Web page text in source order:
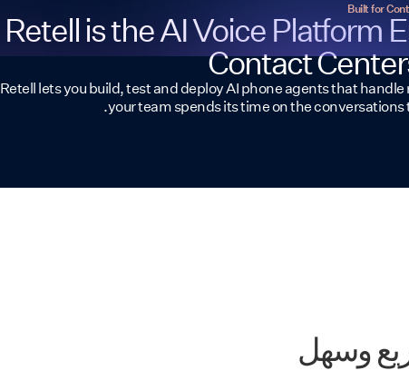
Built for
Retell is the AI Voice Platform
Contact
Retell lets you build, test and deploy AI phone agents that handle
your team spends its time on the conversations
وسهل